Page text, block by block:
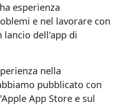
esperienza
e nel lavorare con
dell'app di
nella
pubblicato con
App Store e sul